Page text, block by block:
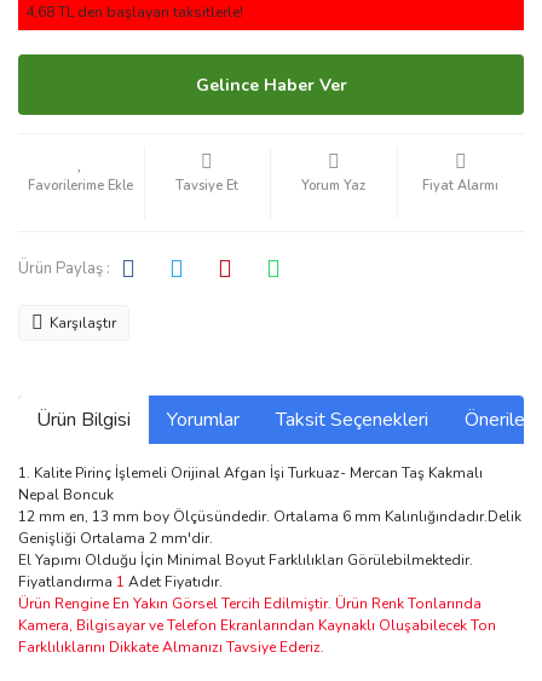
4,68 TL den başlayan taksitlerle!
Gelince Haber Ver
Tavsiye Et Yorum Yaz Fiyat Alarmı
Ürün Paylaş :
Karşılaştır
Ürün Bilgisi Yorumlar Taksit Seçenekleri
1. Kalite Pirinç İşlemeli Orijinal Afgan İşi Turkuaz- Mercan Taş Kakmalı
Nepal Boncuk
12 mm en, 13 mm boy Ölçüsündedir. Ortalama 6 mm Kalınlığındadır.Delik
Genişliği Ortalama 2 mm'dir.
El Yapımı Olduğu İçin Minimal Boyut Farklılıkları Görülebilmektedir.
Fiyatlandırma 1 Adet Fiyatıdır.
Ürün Rengine En Yakın Görsel Tercih Edilmiştir. Ürün Renk Tonlarında
Kamera, Bilgisayar ve Telefon Ekranlarından Kaynaklı Oluşabilecek Ton
Farklılıklarını Dikkate Almanızı Tavsiye Ederiz.